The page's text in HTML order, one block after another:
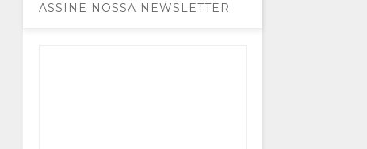
ASSINE NOSSA NEWSLETTER